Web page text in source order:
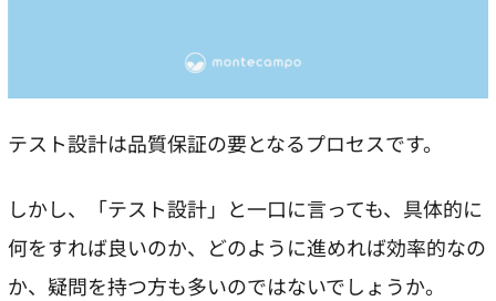
テスト設計は品質保証の要となるプロセスです。
しかし、「テスト設計」と一口に言っても、具体的に
何をすれば良いのか、どのように進めれば効率的なの
か、疑問を持つ方も多いのではないでしょうか。